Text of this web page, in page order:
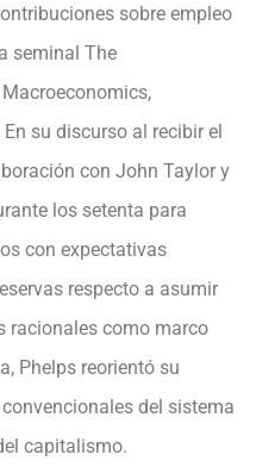
sobre empleo
seminal The
su discurso al recibir el
con John Taylor y
los setenta para
con expectativas
respecto a asumir
racionales como marco
Phelps reorientó su
del sistema
capitalismo.